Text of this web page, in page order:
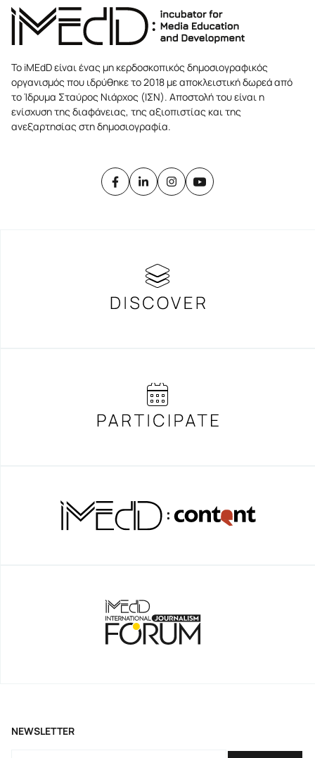
Το iMEdD είναι ένας μη κερδοσκοπικός δημοσιογραφικός
οργανισμός που ιδρύθηκε το 2018 με αποκλειστική δωρεά από
το Ίδρυμα Σταύρος Νιάρχος (ΙΣΝ). Αποστολή του είναι η
ενίσχυση της διαφάνειας, της αξιοπιστίας και της
ανεξαρτησίας στη δημοσιογραφία.
NEWSLETTER